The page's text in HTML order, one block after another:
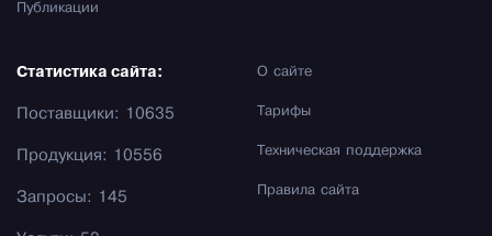
Публикации
О сайте
Тарифы
Техническая поддержка
Правила сайта
Статистика сайта:
Поставщики: 10635
Продукция: 10556
Запросы: 145